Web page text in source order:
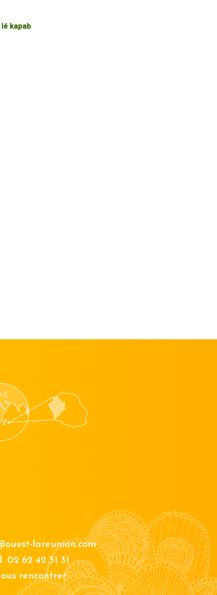
lé kapab
lareunion.com
02 62 42 31 31
rencontrer